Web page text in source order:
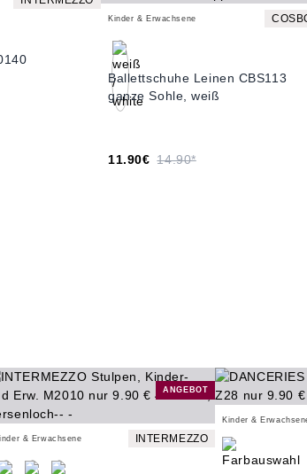
Kinder & Erwachsene
Ballettschuhe Leinen CBS113
ganze Sohle, weiß
11.90€ 14.90*
ANGEBOT
& Erwachsene INTERMEZZO
Kinder &